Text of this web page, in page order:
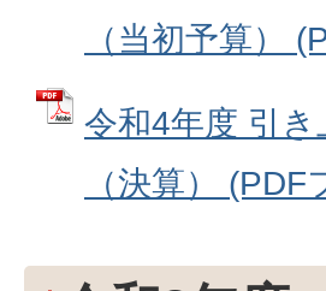
（当初予算）
令和4年度 引
（決算）